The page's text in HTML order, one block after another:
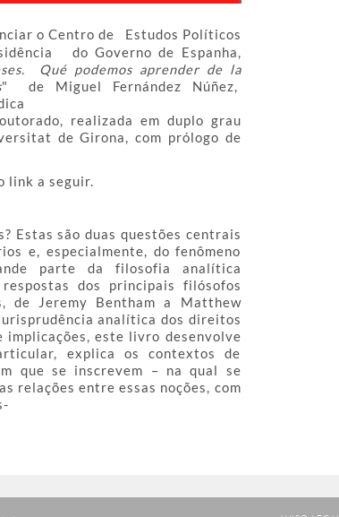
o Centro de Estudos Políticos
do Governo de Espanha,
Qué podemos aprender de la
" de Miguel Fernández Núñez,
realizada em duplo grau
de Girona, com prólogo de
link a seguir.
Estas são duas questões centrais
e, especialmente, do fenômeno
parte da filosofia analítica
dos principais filósofos
de Jeremy Bentham a Matthew
analítica dos direitos
implicações, este livro desenvolve
explica os contextos de
que se inscrevem – na qual se
relações entre essas noções, com